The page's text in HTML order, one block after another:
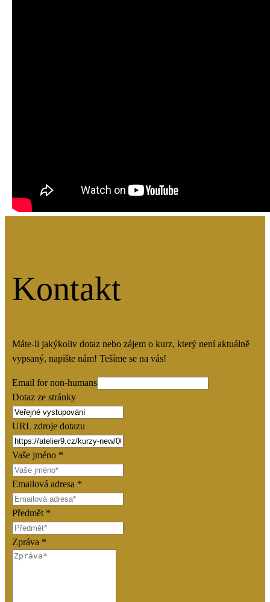
Kontakt
Máte-li jakýkoliv dotaz nebo zájem o kurz, který není aktuálně
vypsaný, napište nám! Tešíme se na vás!
Email for non-humans
Dotaz ze stránky
URL zdroje dotazu
Vaše jméno *
Emailová adresa *
Předmět *
Zpráva *